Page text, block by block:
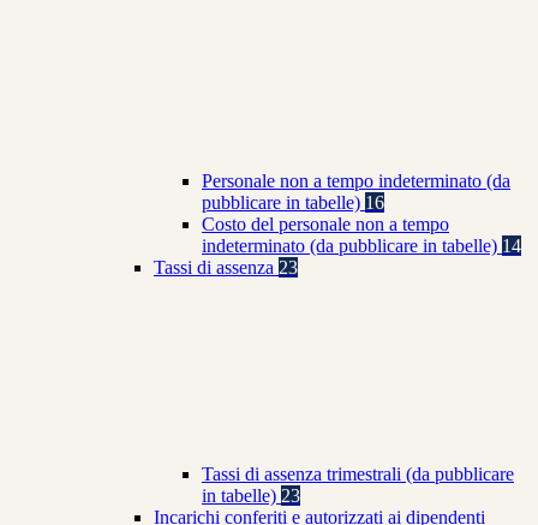
Personale non a tempo indeterminato (da
pubblicare in tabelle) 16
Costo del personale non a tempo
indeterminato (da pubblicare in tabelle) 14
Tassi di assenza 23
Tassi di assenza trimestrali (da pubblicare
in tabelle) 23
Incarichi conferiti e autorizzati ai dipendenti